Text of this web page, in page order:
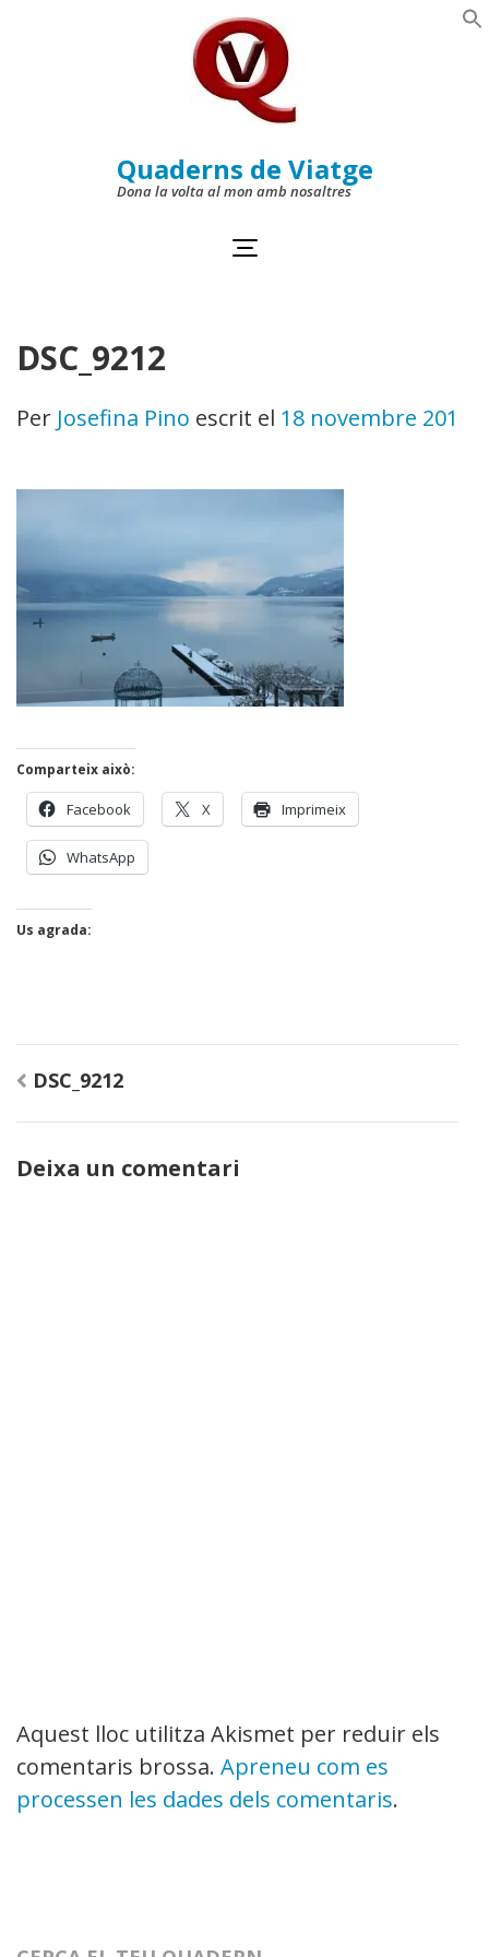
Quaderns de Viatge
Dona la volta al mon amb nosaltres
DSC_9212
Per Josefina Pino escrit el 18 novembre 2011
Comparteix això:
Facebook X Imprimeix
WhatsApp
Us agrada:
Navegació
d'entrades
DSC_9212
Deixa un comentari
Aquest lloc utilitza Akismet per reduir els
comentaris brossa. Apreneu com es
processen les dades dels comentaris.